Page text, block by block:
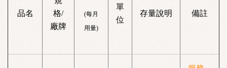
品名
格/
廠牌
(每月
用量)
單
位
存量說明 備註